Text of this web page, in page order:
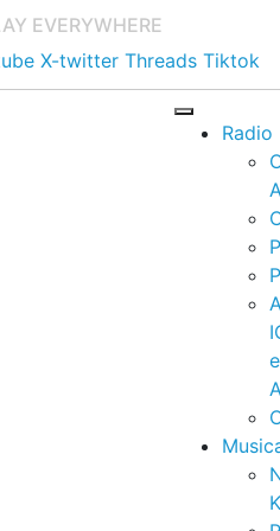
EVERYWHERE
X-twitter Threads Tiktok
Radio
e